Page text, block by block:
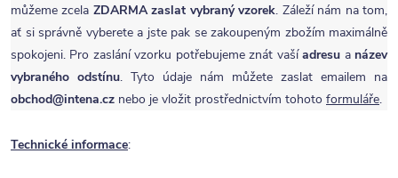
můžeme zcela ZDARMA zaslat vybraný vzorek. Záleží nám na tom,
ať si správně vyberete a jste pak se zakoupeným zbožím maximálně
spokojeni. Pro zaslání vzorku potřebujeme znát vašíadresu a název
vybraného odstínu. Tyto údaje nám můžete zaslat emailem na
obchod@intena.cz nebo je vložit prostřednictvím tohoto formuláře.
Technické informace: